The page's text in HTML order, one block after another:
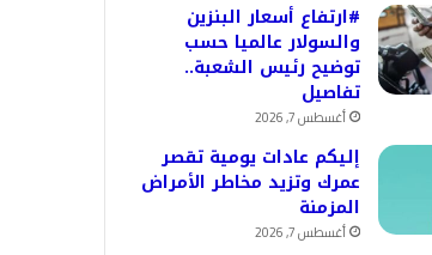
#ارتفاع أسعار البنزين
والسولار عالميا حسب
توضيح رئيس الشعبة..
تفاصيل
أغسطس 7, 2026
إليكم عادات يومية تقصر
عمرك وتزيد مخاطر الأمراض
المزمنة
أغسطس 7, 2026